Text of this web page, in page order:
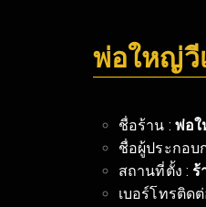
พ่อใหญ่วี
ชื่อร้าน : พ่อใ
ชื่อผู้ประกอบ
สถานที่ตั้ง : ร้
เบอร์โทรติดต่